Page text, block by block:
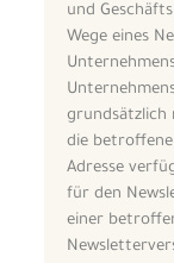
und
Wege eines
grundsätzlich
die betroffene
Adresse
für den
einer